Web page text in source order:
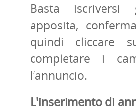
Basta iscriversi
apposita,
quindi cliccare
completare i
l’annuncio.
L'inserimento di